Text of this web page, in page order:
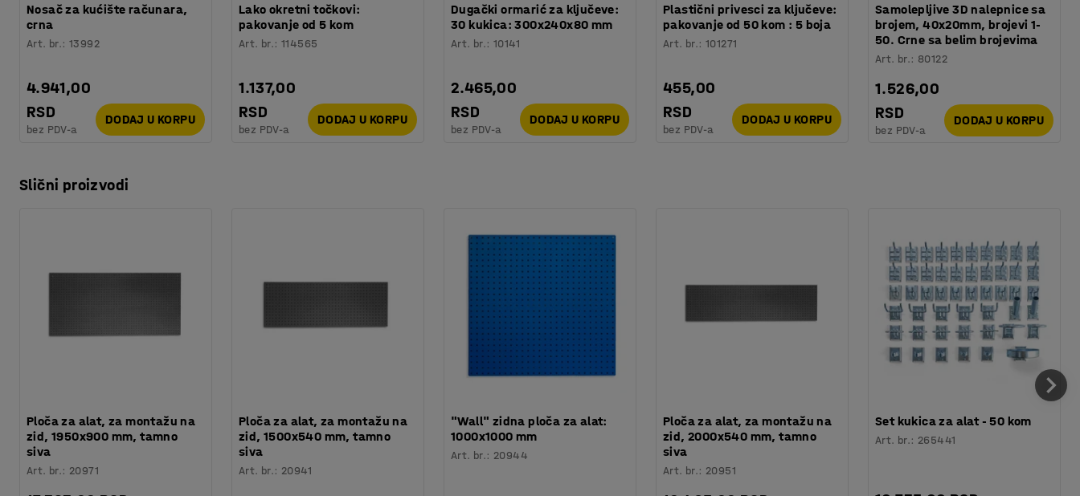
Nosač za kućište računara,
crna
Art. br.:13992
4.941,00
RSD
bez PDV-a
DODAJ U KORPU
Lako okretni točkovi:
pakovanje od 5 kom
Art. br.:114565
1.137,00
RSD
bez PDV-a
DODAJ U KORPU
Dugački ormarić za ključeve:
30 kukica: 300x240x80 mm
Art. br.:10141
2.465,00
RSD
bez PDV-a
DODAJ U KORPU
Plastični privesci za ključeve:
pakovanje od 50 kom : 5 boja
Art. br.:101271
455,00
RSD
bez PDV-a
DODAJ U KORPU
Samolepljive 3D nalepnice sa
brojem, 40x20mm, brojevi 1-
50. Crne sa belim brojevima
Art. br.: 80122
1.526,00
RSD
bez PDV-a
DODAJ U KORPU
Slični proizvodi
Ploča za alat, za montažu na
zid, 1950x900 mm, tamno
siva
Art. br.: 20971
Ploča za alat, za montažu na
zid, 1500x540 mm, tamno
siva
Art. br.: 20941
"Wall" zidna ploča za alat:
1000x1000 mm
Art. br.: 20944
Ploča za alat, za montažu na
zid, 2000x540 mm, tamno
siva
Art. br.: 20951
Set kukica za alat - 50 kom
Art. br.: 265441